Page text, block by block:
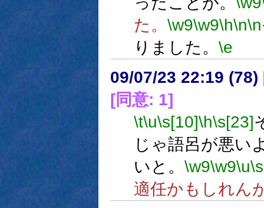
た。 \w9\w9\h\n\n
りました。 \e
09/07/23 22:19 (78)
[同意: 1]
\t\u\s[10]\h\s[23]
じゃ語呂が悪い
いと。 \w9\w9\u
適任かもしれん